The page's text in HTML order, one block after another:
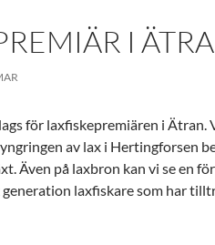
I
för laxfiskepremiären i Ätran.
av lax i Hertingforsen
Även på laxbron kan vi se en
generation laxfiskare som har